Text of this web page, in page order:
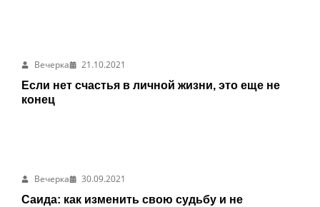
Вечерка
21.10.2021
Если нет счастья в личной жизни, это еще не
конец
Вечерка
30.09.2021
Саида: как изменить свою судьбу и не